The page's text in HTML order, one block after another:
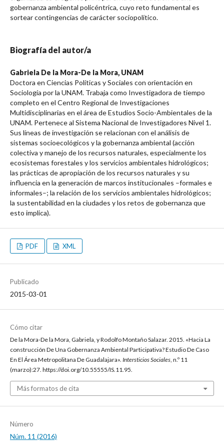
gobernanza ambiental policéntrica, cuyo reto fundamental es
sortear contingencias de carácter sociopolítico.
Biografía del autor/a
Gabriela De la Mora-De la Mora, UNAM
Doctora en Ciencias Políticas y Sociales con orientación en
Sociología por la UNAM. Trabaja como Investigadora de tiempo
completo en el Centro Regional de Investigaciones
Multidisciplinarias en el área de Estudios Socio-Ambientales de la
UNAM. Pertenece al Sistema Nacional de Investigadores Nivel 1.
Sus líneas de investigación se relacionan con el análisis de
sistemas socioecológicos y la gobernanza ambiental (acción
colectiva y manejo de los recursos naturales, especialmente los
ecosistemas forestales y los servicios ambientales hidrológicos;
las prácticas de apropiación de los recursos naturales y su
influencia en la generación de marcos institucionales –formales e
informales–; la relación de los servicios ambientales hidrológicos;
la sustentabilidad en la ciudades y los retos de gobernanza que
esto implica).
PDF XML
Publicado
2015-03-01
Cómo citar
De la Mora-De la Mora, Gabriela, y Rodolfo Montaño Salazar. 2015. «Hacia La
construcción De Una Gobernanza Ambiental Participativa? Estudio De Caso
En El Área Metropolitana De Guadalajara». Intersticios Sociales, n.º 11
(marzo):27. https://doi.org/10.55555/IS.11.95.
Más formatos de cita
Número
Núm. 11 (2016)